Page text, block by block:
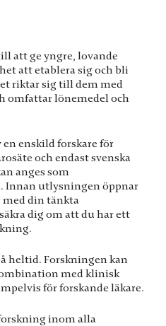
att ge yngre, lovande
att etablera sig och bli
riktar sig till dem med
omfattar lönemedel och
en enskild forskare för
och endast svenska
anges som
Innan utlysningen öppnar
din tänkta
dig om att du har ett
heltid. Forskningen kan
med klinisk
för forskande läkare.
inom alla